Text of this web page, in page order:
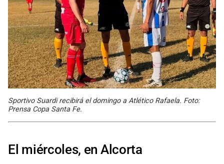
Sportivo Suardi recibirá el domingo a Atlético Rafaela. Foto:
Prensa Copa Santa Fe.
El miércoles, en Alcorta